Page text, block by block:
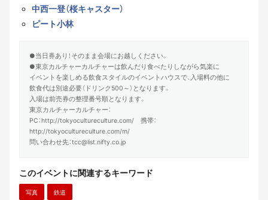
中西一登（桜キャスター）
ピート小林
●当日券あり！そのまま会場にお越しください。
●東京カルチャーカルチャーは飲んだり食べたりしながら気楽に
イベントを楽しめる飲食スタイルのイベントハウスで、入場料の他に
飲食代は別途必要（ドリンク500～）となります。
入場は前売券の整理番号順となります。
東京カルチャーカルチャー：
PC：http://tokyocultureculture.com/ 携帯：
http://tokyocultureculture.com/m/
問い合わせ先：tcc@list.nifty.co.jp
このイベントに関連するキーワード
写真 鉄道